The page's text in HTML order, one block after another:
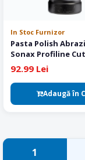
In Stoc Furnizor
Pasta Polish
Sonax Profiline
250 ml
92.99 Lei
Adaugă în
1